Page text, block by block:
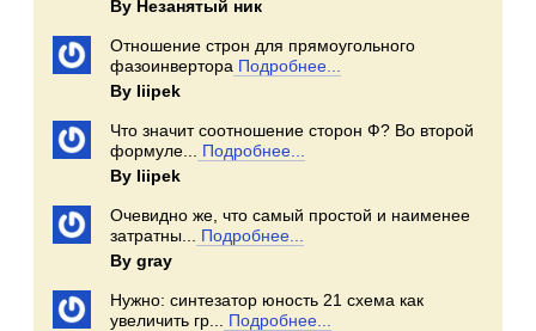
By Незанятый ник
Отношение строн для прямоугольного
фазоинвертора Подробнее...
By Iiipek
Что значит соотношение сторон Ф? Во второй
формуле...
Подробнее...
By Iiipek
Очевидно же, что самый простой и наименее
затратны...
Подробнее...
By gray
Нужно: синтезатор юность 21 схема как
увеличить гр...
Подробнее...